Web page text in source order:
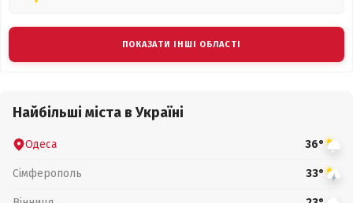
ПОКАЗАТИ ІНШІ ОБЛАСТІ
Найбільші міста в Україні
Одеса 36°
Сімферополь 33°